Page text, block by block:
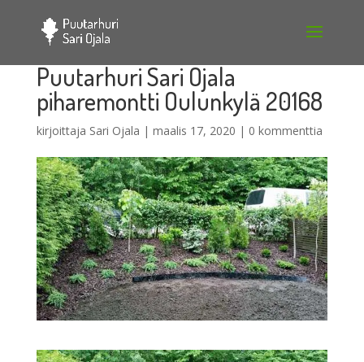
Puutarhuri Sari Ojala
piharemontti Oulunkylä 20168
kirjoittaja Sari Ojala | maalis 17, 2020 | 0 kommenttia